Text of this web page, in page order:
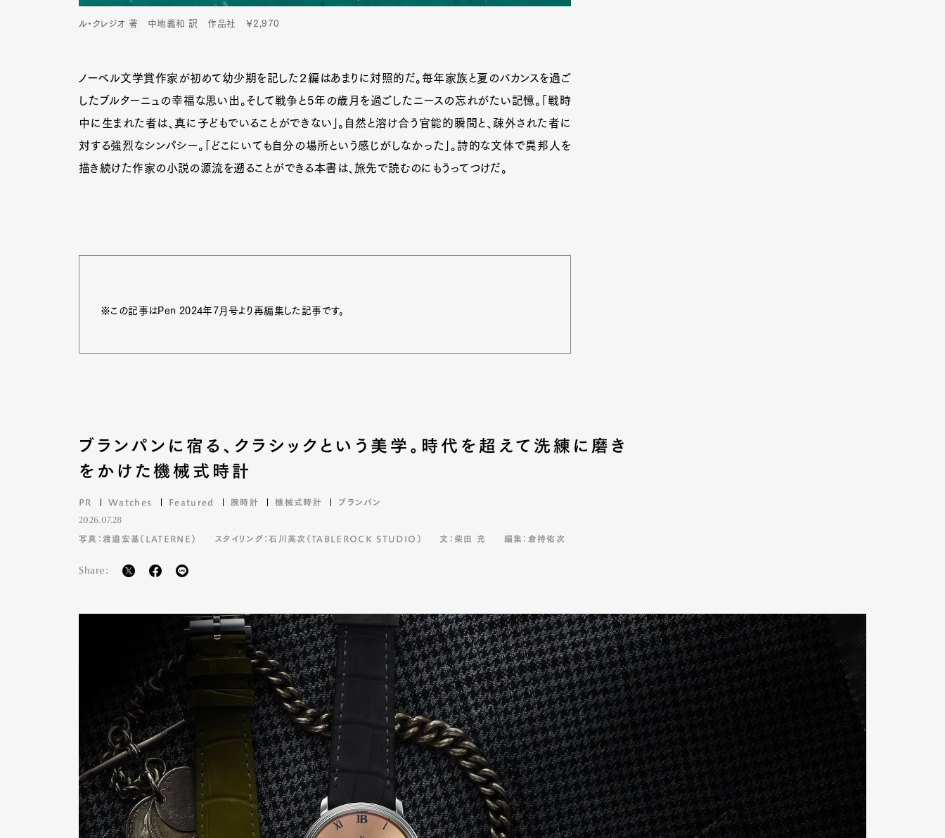
Pen Meet Pen international Pen tw
ル・クレジオ 著 中地義和 訳 作品社 ￥2,970
ノーベル文学賞作家が初めて幼少期を記した２編はあまりに対照的だ。毎年家族と夏のバカンスを過ご
したブルターニュの幸福な思い出。そして戦争と5年の歳月を過ごしたニースの忘れがたい記憶。「戦時
中に生まれた者は、真に子どもでいることができない」。自然と溶け合う官能的瞬間と、疎外された者に
対する強烈なシンパシー。「どこにいても自分の場所という感じがしなかった」。詩的な文体で異邦人を
描き続けた作家の小説の源流を遡ることができる本書は、旅先で読むのにもうってつけだ。
※この記事はPen 2024年7月号より再編集した記事です。
ブランパンに宿る、クラシックという美学。時代を超えて洗練に磨き
をかけた機械式時計
PR Watches Featured 腕時計 機械式時計 ブランパン
2026.07.28
写真：渡邉宏基（LATERNE） スタイリング：石川英次（TABLEROCK STUDIO） 文：柴田 充 編集：倉持佑次
Share: